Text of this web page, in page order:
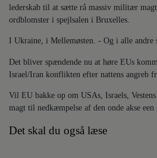
lederskab til at sætte rå massiv militær magt
ordblomster i spejlsalen i Bruxelles.
I Ukraine, i Mellemøsten. - Og i alle andre
Det bliver spændende nu at høre EUs
Israel/Iran konflikten efter nattens angreb
Vil EU bakke op om USAs, Israels,
magt til nedkæmpelse af den onde akse een
Det skal du også læse